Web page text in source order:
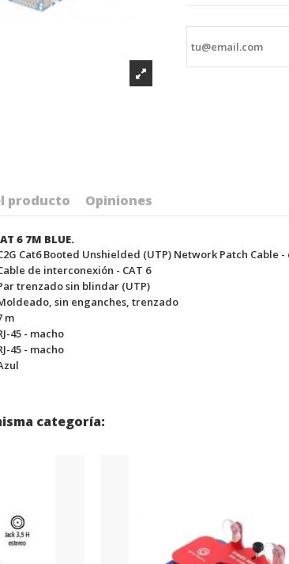
producto Opiniones
6 7M BLUE.
Cat6 Booted Unshielded (UTP) Network Patch Cable
de interconexión - CAT 6
trenzado sin blindar (UTP)
sin enganches, trenzado
m
45 - macho
45 - macho
categoría: